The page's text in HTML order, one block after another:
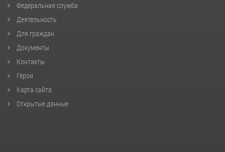
Федеральная служба
Деятельность
Для граждан
Документы
Контакты
Герои
Карта сайта
Открытые данные